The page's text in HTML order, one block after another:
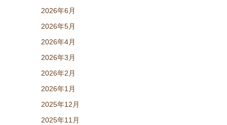
2026年6月
2026年5月
2026年4月
2026年3月
2026年2月
2026年1月
2025年12月
2025年11月